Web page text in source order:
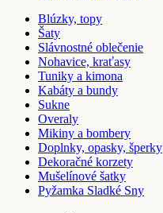
Blúzky, topy
Šaty
Slávnostné oblečenie
Nohavice, kraťasy
Tuniky a kimona
Kabáty a bundy
Sukne
Overaly
Mikiny a bombery
Doplnky, opasky, šperky
Dekoračné korzety
Mušelínové šatky
Pyžamka Sladké Sny